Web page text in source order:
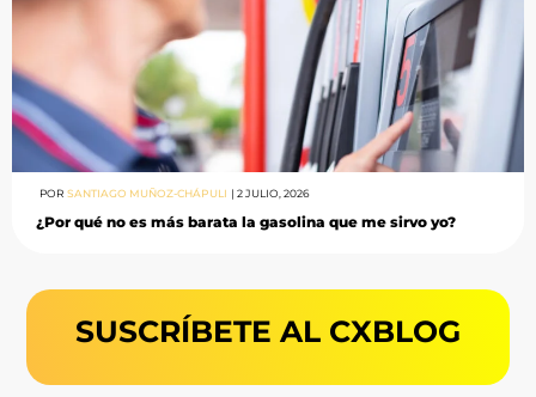
POR SANTIAGO MUÑOZ-CHÁPULI | 2 JULIO, 2026
¿Por qué no es más barata la gasolina que me sirvo yo?
SUSCRÍBETE AL CXBLOG